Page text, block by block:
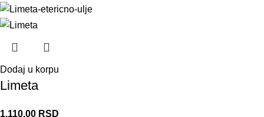
Dodaj u korpu
Limeta
1,110.00 RSD